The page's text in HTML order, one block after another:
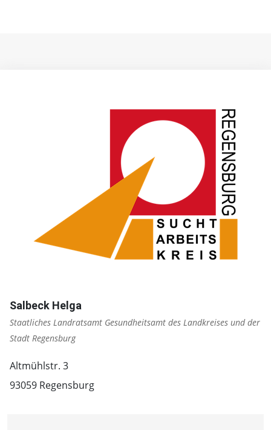
Salbeck Helga
Staatliches Landratsamt Gesundheitsamt des Landkreises und der
Stadt Regensburg
Altmühlstr. 3
93059 Regensburg